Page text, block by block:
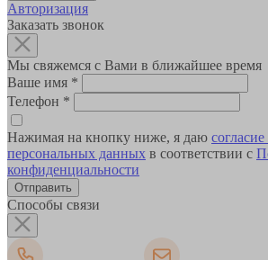
Авторизация
Заказать звонок
Мы свяжемся с Вами в ближайшее время
Ваше имя *
Телефон *
Нажимая на кнопку ниже, я даю
персональных данных в соответствии с
конфиденциальности
Способы связи